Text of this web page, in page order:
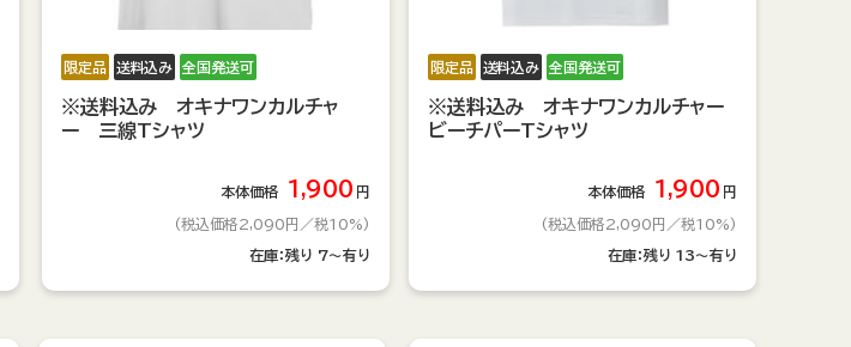
限定品 送料込み 全国発送可
※送料込み オキナワンカルチャ
ー 三線Tシャツ
本体価格 1,900 円
(税込価格2,090円 ／税10%)
在庫：残り 7～有り
限定品 送料込み 全国発送可
※送料込み オキナワンカルチャー
ビーチパーTシャツ
本体価格 1,900 円
(税込価格2,090円 ／税10%)
在庫：残り 13～有り